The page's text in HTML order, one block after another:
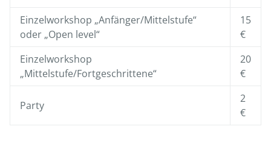
Einzelworkshop „Anfänger/Mittelstufe“
oder „Open level“
15
€
Einzelworkshop
„Mittelstufe/Fortgeschrittene“
20
€
Party
2
€